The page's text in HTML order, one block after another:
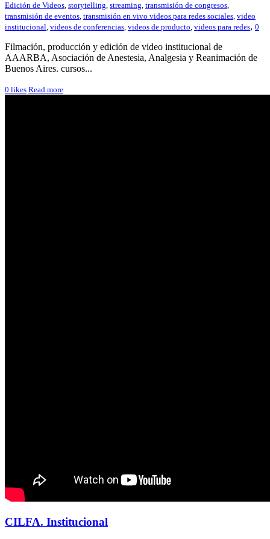
Edición de Videos, storytelling, streaming, transmisión de congresos,
transmisión de eventos, transmisión en vivo videos para redes sociales, video
institucional, videos de conferencias, videos de producto, videos para redes, 0
Filmación, producción y edición de video institucional de
AAARBA, Asociación de Anestesia, Analgesia y Reanimación de
Buenos Aires. cursos...
0 likes Read more
CILFA. Institucional